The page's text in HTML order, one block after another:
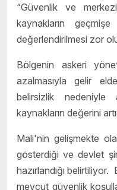
“Güvenlik ve
kaynakların
değerlendirilmesi zor
Bölgenin askeri
azalmasıyla gelir
belirsizlik nedeniyle
kaynakların değerini
Mali'nin gelişmekte
gösterdiği ve devlet
hazırlandığı
mevcut güvenlik